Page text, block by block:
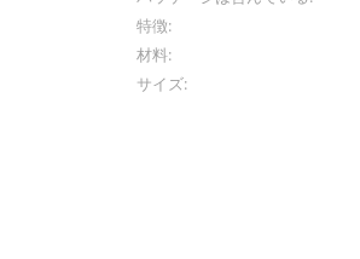
特徴:
材料:
サイズ: